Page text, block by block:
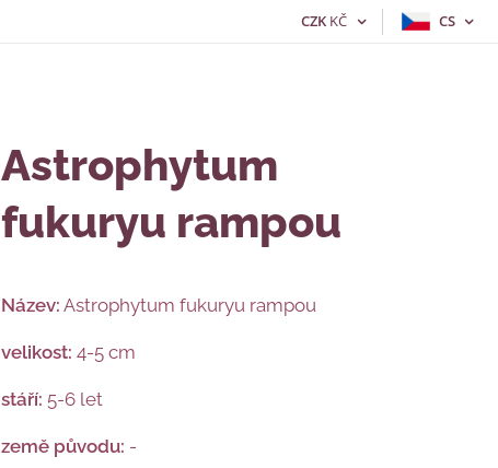
CZK KČ CS
Astrophytum
fukuryu rampou
Název: Astrophytum fukuryu rampou
velikost: 4-5 cm
stáří: 5-6 let
země původu: -